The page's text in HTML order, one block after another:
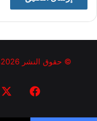
© حقوق النشر 2026، جميع الحقوق محفوظة |
فيسبوك